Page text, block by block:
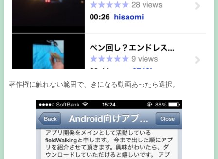
著作権に触れない範囲で、きになる動画あったら選択。